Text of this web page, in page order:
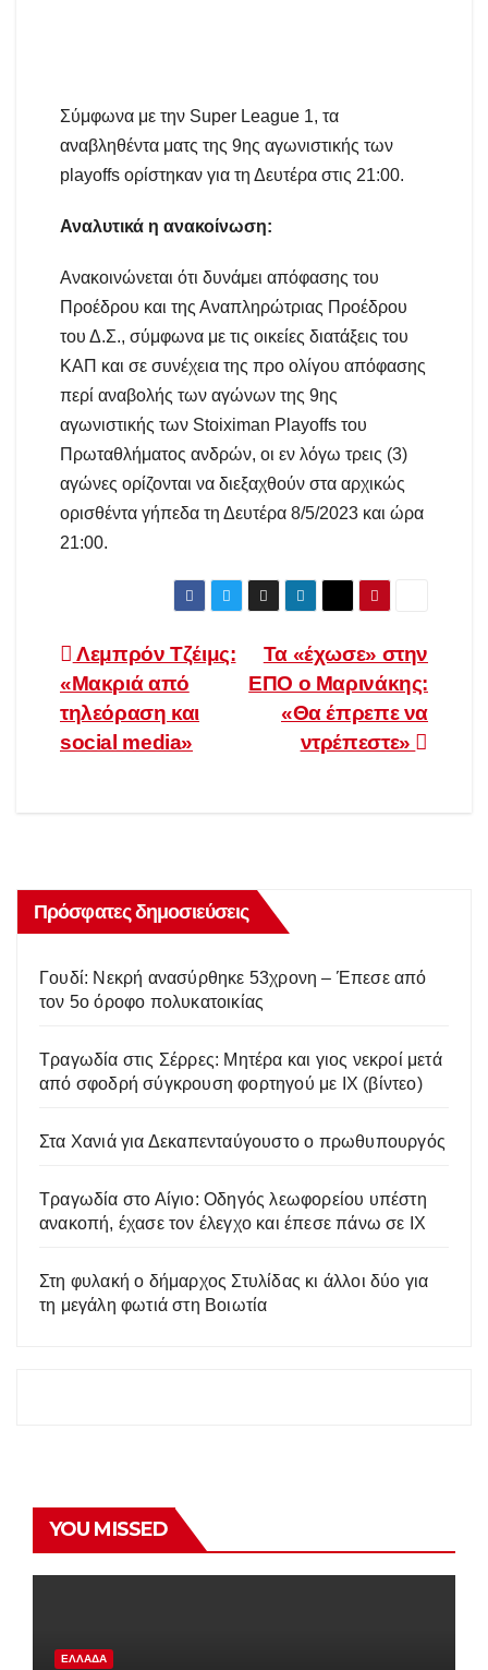
Σύμφωνα με την Super League 1, τα
αναβληθέντα ματς της 9ης αγωνιστικής των
playoffs ορίστηκαν για τη Δευτέρα στις 21:00.
Αναλυτικά η ανακοίνωση:
Ανακοινώνεται ότι δυνάμει απόφασης του
Προέδρου και της Αναπληρώτριας Προέδρου
του Δ.Σ., σύμφωνα με τις οικείες διατάξεις του
ΚΑΠ και σε συνέχεια της προ ολίγου απόφασης
περί αναβολής των αγώνων της 9ης
αγωνιστικής των Stoiximan Playoffs του
Πρωταθλήματος ανδρών, οι εν λόγω τρεις (3)
αγώνες ορίζονται να διεξαχθούν στα αρχικώς
ορισθέντα γήπεδα τη Δευτέρα 8/5/2023 και ώρα
21:00.
Πλοήγηση
άρθρων
Τα «έχωσε» στην
ΕΠΟ ο Μαρινάκης:
«Θα έπρεπε να
ντρέπεστε»
Λεμπρόν Τζέιμς:
«Μακριά από
τηλεόραση και
social media»
Πρόσφατες δημοσιεύσεις
Γουδί: Νεκρή ανασύρθηκε 53χρονη – Έπεσε από
τον 5ο όροφο πολυκατοικίας
Tραγωδία στις Σέρρες: Μητέρα και γιος νεκροί μετά
από σφοδρή σύγκρουση φορτηγού με ΙΧ (βίντεο)
Στα Χανιά για Δεκαπενταύγουστο ο πρωθυπουργός
Τραγωδία στο Αίγιο: Οδηγός λεωφορείου υπέστη
ανακοπή, έχασε τον έλεγχο και έπεσε πάνω σε ΙΧ
Στη φυλακή ο δήμαρχος Στυλίδας κι άλλοι δύο για
τη μεγάλη φωτιά στη Βοιωτία
YOU MISSED
ΕΛΛΆΔΑ